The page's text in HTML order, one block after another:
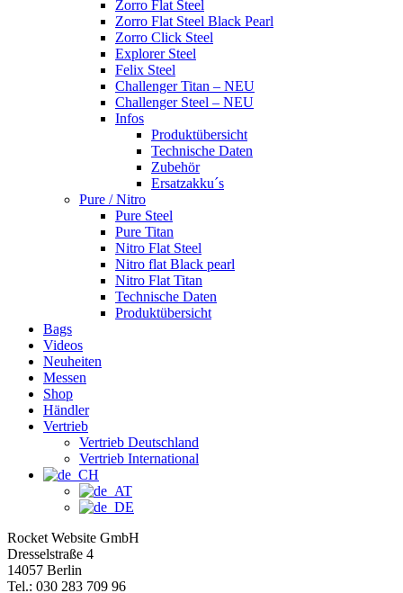
Zorro Flat Steel
Zorro Flat Steel Black Pearl
Zorro Click Steel
Explorer Steel
Felix Steel
Challenger Titan – NEU
Challenger Steel – NEU
Infos
Produktübersicht
Technische Daten
Zubehör
Ersatzakku´s
Pure / Nitro
Pure Steel
Pure Titan
Nitro Flat Steel
Nitro flat Black pearl
Nitro Flat Titan
Technische Daten
Produktübersicht
Bags
Videos
Neuheiten
Messen
Shop
Händler
Vertrieb
Vertrieb Deutschland
Vertrieb International
Rocket Website GmbH
Dresselstraße 4
14057 Berlin
Tel.: 030 283 709 96